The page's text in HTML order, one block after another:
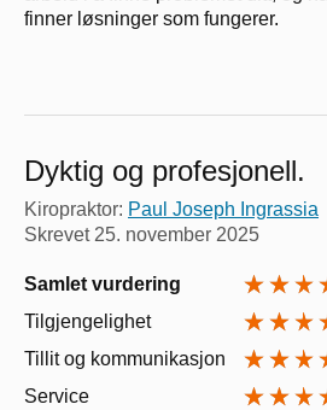
finner løsninger som fungerer.
Dyktig og profesjonell.
Kiropraktor: Paul Joseph Ingrassia
Skrevet 25. november 2025
Samlet vurdering
Tilgjengelighet
Tillit og kommunikasjon
Service